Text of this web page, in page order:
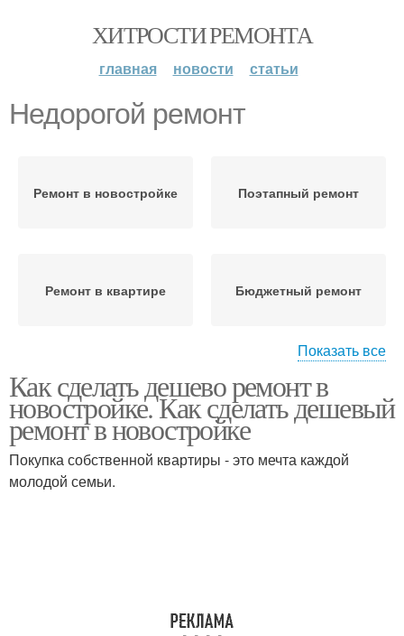
ХИТРОСТИ РЕМОНТА
главная новости статьи
Недорогой ремонт
Ремонт в новостройке Поэтапный ремонт
Ремонт в квартире Бюджетный ремонт
Недорогая отделка Ремонт в частном доме
Новый ремонт
Показать все
Как сделать дешево ремонт в
новостройке. Как сделать дешевый
ремонт в новостройке
Покупка собственной квартиры - это мечта каждой
молодой семьи.